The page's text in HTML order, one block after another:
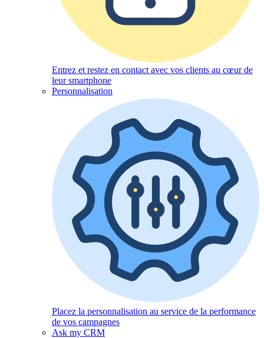
Entrez et restez en contact avec vos clients au cœur de
leur smartphone
Personnalisation
Placez la personnalisation au service de la performance
de vos campagnes
Ask my CRM